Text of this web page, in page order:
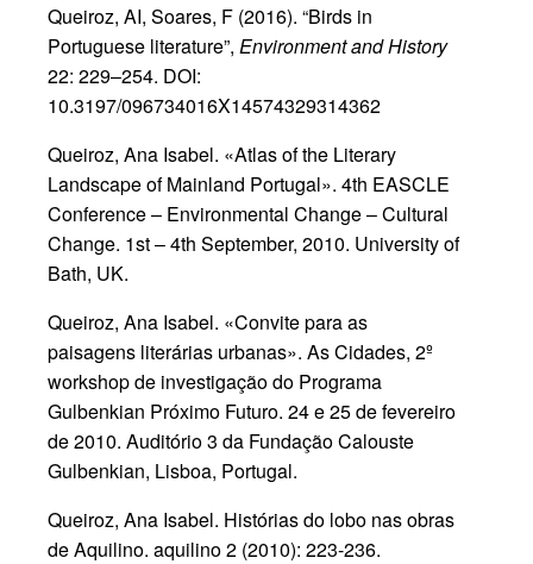
Queiroz, AI, Soares, F (2016). “Birds in
Portuguese literature”,Environment and History
22: 229–254. DOI:
10.3197/096734016X14574329314362
Queiroz, Ana Isabel. «Atlas of the Literary
Landscape of Mainland Portugal». 4th EASCLE
Conference – Environmental Change – Cultural
Change. 1st – 4th September, 2010. University of
Bath, UK.
Queiroz, Ana Isabel. «Convite para as
paisagens literárias urbanas». As Cidades, 2º
workshop de investigação do Programa
Gulbenkian Próximo Futuro. 24 e 25 de fevereiro
de 2010. Auditório 3 da Fundação Calouste
Gulbenkian, Lisboa, Portugal.
Queiroz, Ana Isabel. Histórias do lobo nas obras
de Aquilino. aquilino 2 (2010): 223-236.